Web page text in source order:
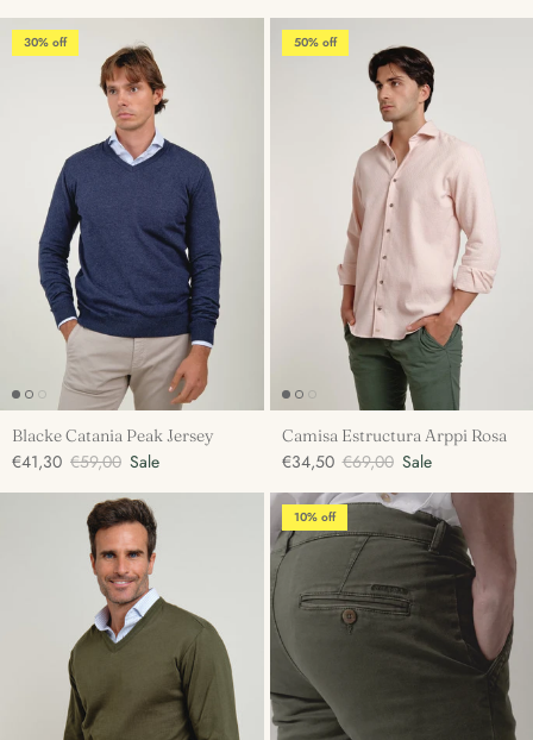
30% off
Blacke Catania Peak Jersey
€41,30 €59,00 Sale
50% off
Camisa Estructura Arppi Rosa
€34,50 €69,00 Sale
10% off